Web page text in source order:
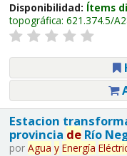
Disponibilidad: Ítems
topográfica: 621.374.5/
Estacion
provincia deRío
por Agua y Energía